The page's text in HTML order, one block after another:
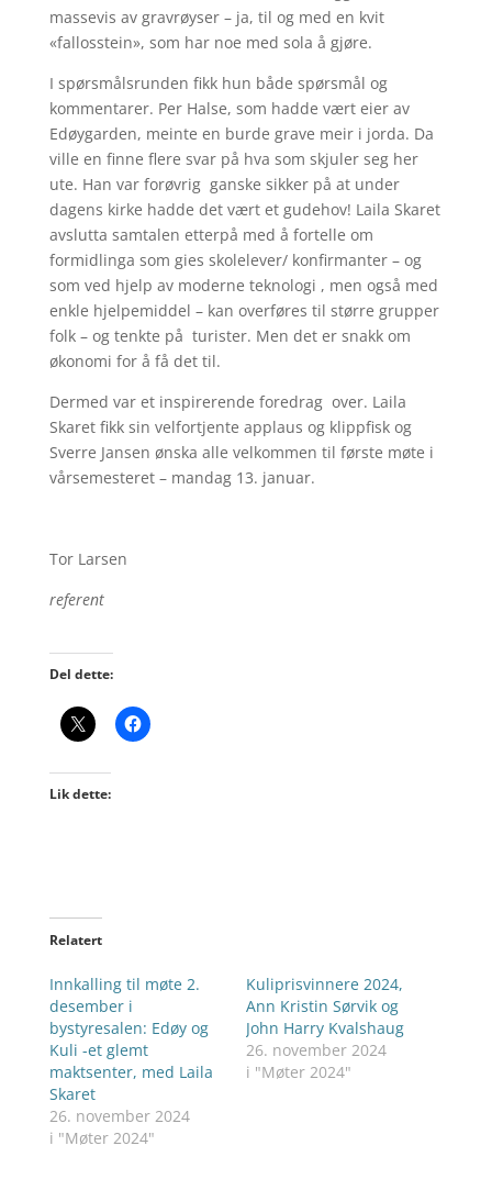
massevis av gravrøyser – ja, til og med en kvit
«fallosstein», som har noe med sola å gjøre.
I spørsmålsrunden fikk hun både spørsmål og
kommentarer. Per Halse, som hadde vært eier av
Edøygarden, meinte en burde grave meir i jorda. Da
ville en finne flere svar på hva som skjuler seg her
ute. Han var forøvrig ganske sikker på at under
dagens kirke hadde det vært et gudehov! Laila Skaret
avslutta samtalen etterpå med å fortelle om
formidlinga som gies skolelever/ konfirmanter – og
som ved hjelp av moderne teknologi , men også med
enkle hjelpemiddel – kan overføres til større grupper
folk – og tenkte på turister. Men det er snakk om
økonomi for å få det til.
Dermed var et inspirerende foredrag over. Laila
Skaret fikk sin velfortjente applaus og klippfisk og
Sverre Jansen ønska alle velkommen til første møte i
vårsemesteret – mandag 13. januar.
Tor Larsen
referent
Del dette:
Lik dette:
Relatert
Innkalling til møte 2.
desember i
bystyresalen: Edøy og
Kuli -et glemt
maktsenter, med Laila
Skaret
26. november 2024
i "Møter 2024"
Kuliprisvinnere 2024,
Ann Kristin Sørvik og
John Harry Kvalshaug
26. november 2024
i "Møter 2024"